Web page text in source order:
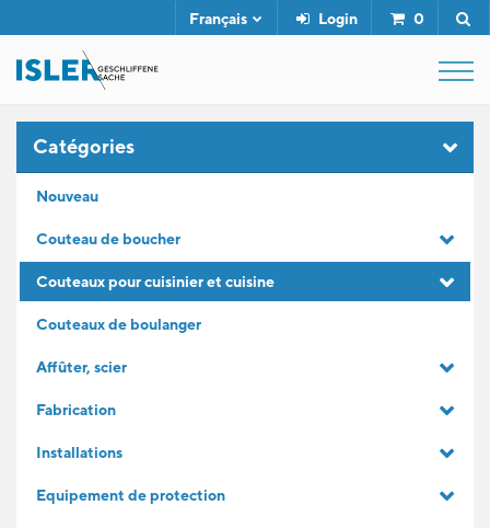
Login 0
Français
SERVICE
Catégories
Nouveau
Couteau de boucher
Couteaux pour cuisinier et cuisine
Couteaux de boulanger
Affûter, scier
Fabrication
Installations
Equipement de protection